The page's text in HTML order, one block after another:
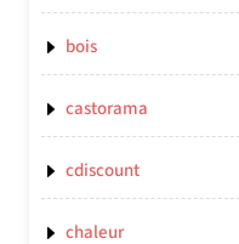
bois
castorama
cdiscount
chaleur